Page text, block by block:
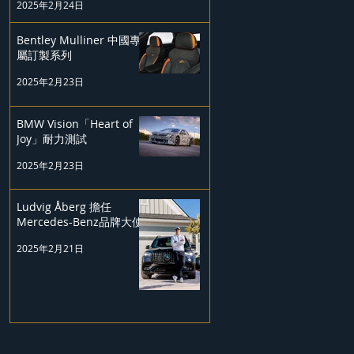
2025年2月24日
Bentley Mulliner 中國專
屬訂製系列
2025年2月23日
BMW Vision「Heart of
Joy」耐力測試
2025年2月23日
Ludvig Åberg 擔任
Mercedes-Benz品牌大使
2025年2月21日